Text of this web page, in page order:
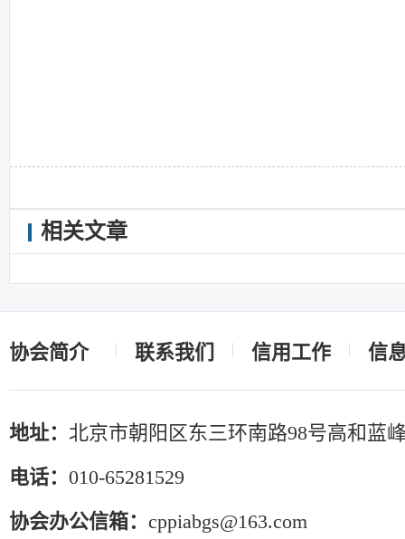
相关文章
协会简介 联系我们 信用工作 信
地址： 北京市朝阳区东三环南路98号高和蓝
电话： 010-65281529
协会办公信箱： cppiabgs@163.com